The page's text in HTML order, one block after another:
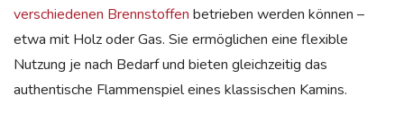
verschiedenen Brennstoffen betrieben werden können –
etwa mit Holz oder Gas. Sie ermöglichen eine flexible
Nutzung je nach Bedarf und bieten gleichzeitig das
authentische Flammenspiel eines klassischen Kamins.